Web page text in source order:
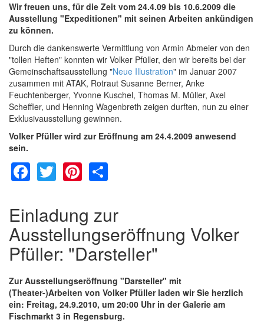
Wir freuen uns, für die Zeit vom 24.4.09 bis 10.6.2009 die
Ausstellung "Expeditionen" mit seinen Arbeiten ankündigen
zu können.
Durch die dankenswerte Vermittlung von Armin Abmeier von den
"tollen Heften" konnten wir Volker Pfüller, den wir bereits bei der
Gemeinschaftsausstellung "Neue Illustration" im Januar 2007
zusammen mit ATAK, Rotraut Susanne Berner, Anke
Feuchtenberger, Yvonne Kuschel, Thomas M. Müller, Axel
Scheffler, und Henning Wagenbreth zeigen durften, nun zu einer
Exklusivausstellung gewinnen.
Volker Pfüller wird zur Eröffnung am 24.4.2009 anwesend
sein.
Facebook
TwitterPinterest
Einladung zur
Ausstellungseröffnung Volker
Pfüller: "Darsteller"
Zur Ausstellungseröffnung "Darsteller" mit
(Theater-)Arbeiten von Volker Pfüller laden wir Sie herzlich
ein: Freitag, 24.9.2010, um 20:00 Uhr in der Galerie am
Fischmarkt 3 in Regensburg.